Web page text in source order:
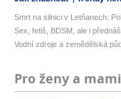
Smrt na silnici v Letňanech:
Sex, fetiš, BDSM, ale i
Vodní zdroje a zemědělská
Pro ženy a